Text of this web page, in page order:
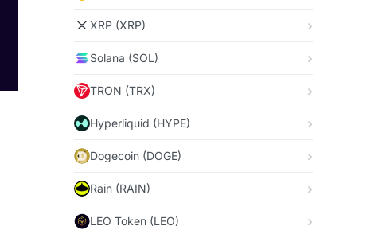
XRP (XRP)
Solana (SOL)
TRON (TRX)
Hyperliquid (HYPE)
Dogecoin (DOGE)
Rain (RAIN)
LEO Token (LEO)